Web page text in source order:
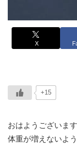
X
+15
おはようございます
体重が増えないよ